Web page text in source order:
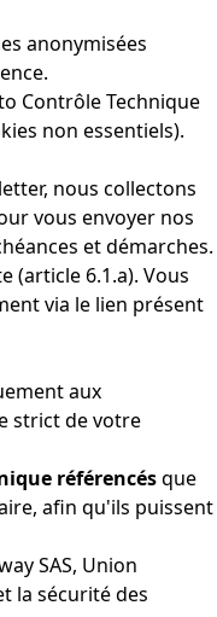
anonymisées
Contrôle Technique
non essentiels).
nous collectons
vous envoyer nos
et démarches.
(article 6.1.a). Vous
via le lien présent
aux
strict de votre
référencésque
afin qu'ils puissent
SAS, Union
la sécurité des